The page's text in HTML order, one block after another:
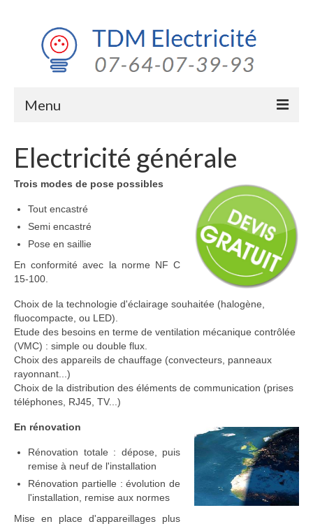
Menu
Domotique
Rénovation
Electricité générale
Trois modes de pose possibles
Tout encastré
Semi encastré
Pose en saillie
En conformité avec la norme NF C
15-100.
Choix de la technologie d'éclairage souhaitée (halogène,
fluocompacte, ou LED).
Etude des besoins en terme de ventilation mécanique contrôlée
(VMC) : simple ou double flux.
Choix des appareils de chauffage (convecteurs, panneaux
rayonnant...)
Choix de la distribution des éléments de communication (prises
téléphones, RJ45, TV...)
En rénovation
Rénovation totale : dépose, puis
remise à neuf de l'installation
Rénovation partielle : évolution de
l'installation, remise aux normes
Mise en place d'appareillages plus